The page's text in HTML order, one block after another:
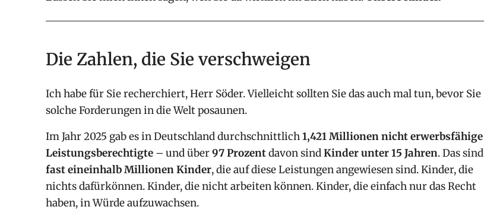
Die Zahlen, die Sie verschweigen
Ich habe für Sie recherchiert, Herr Söder. Vielleicht sollten Sie das auch mal tun, bevor Sie
solche Forderungen in die Welt posaunen.
Im Jahr 2025 gab es in Deutschland durchschnittlich1,421 Millionen nicht erwerbsfähige
Leistungsberechtigte – und über97 Prozentdavon sindKinder unter 15 Jahren. Das sind
fast eineinhalb Millionen Kinder, die auf diese Leistungen angewiesen sind. Kinder, die
nichts dafürkönnen. Kinder, die nicht arbeiten können. Kinder, die einfach nur das Recht
haben, in Würde aufzuwachsen.